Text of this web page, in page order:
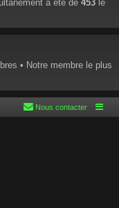
a été de 453 le
• Notre membre le plus
Nous contacter